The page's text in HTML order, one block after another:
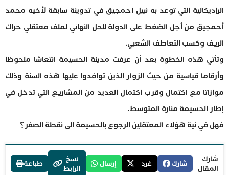
الراديكالية التي توعد به نبيل أحمجيق في تدوينة سابقة لأخيه محمد
أحمجيق من أجل الضغط على الدولة للحل النهائي لملف معتقلي حراك
الريف وكسب التعاطف الشعبي.
وتأتي هذه الخطوة بعد أن عرفت مدينة الحسيمة انتعاشا ملحوظا
وأرقاما قياسية من حيث الزوار الذين توافدوا عليها هذه السنة وذلك
موازاتا مع اكتمال وقرب اكتمال العديد من المشاريع التي تدخل في
إطار الحسيمة منارة المتوسط.
فهل في نية هؤلاء المعتقلين الرجوع بالحسيمة إلى نقطة الصفر؟
شارك
المقال
شارك غرد إرسال
نسخ
الرابط
طباعة